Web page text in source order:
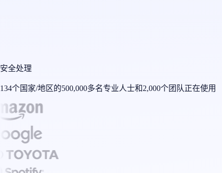
安全处理
134个国家/地区的500,000多名专业人士和2,000个团队正在使用